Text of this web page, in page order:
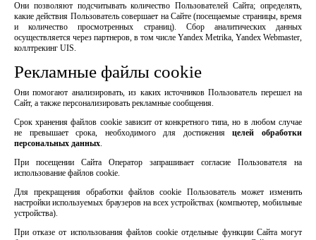
Они позволяют подсчитывать количество Пользователей Сайта; определять,
какие действия Пользователь совершает на Сайте (посещаемые страницы, время
и количество просмотренных страниц). Сбор аналитических данных
осуществляется через партнеров, в том числе Yandex Metrika, Yandex Webmaster,
коллтрекинг UIS.
Рекламные файлы cookie
Они помогают анализировать, из каких источников Пользователь перешел на
Сайт, а также персонализировать рекламные сообщения.
Срок хранения файлов cookie зависит от конкретного типа, но в любом случае
не превышает срока, необходимого для достиженияцелей обработки
персональных данных.
При посещении Сайта Оператор запрашивает согласие Пользователя на
использование файлов cookie.
Для прекращения обработки файлов cookie Пользователь может изменить
настройки используемых браузеров на всех устройствах (компьютер, мобильные
устройства).
При отказе от использования файлов cookie отдельные функции Сайта могут